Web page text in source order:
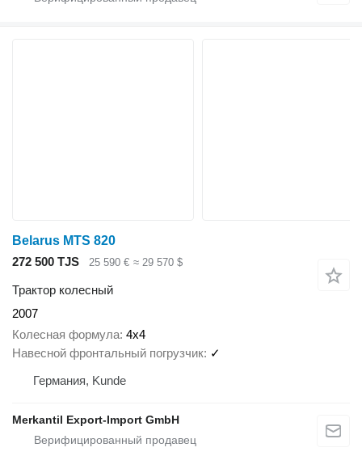
Belarus MTS 820
272 500 TJS
25 590 € ≈ 29 570 $
Трактор колесный
2007
Колесная формула 4x4
Навесной фронтальный погрузчик ✓
Германия, Kunde
Merkantil Export-Import GmbH